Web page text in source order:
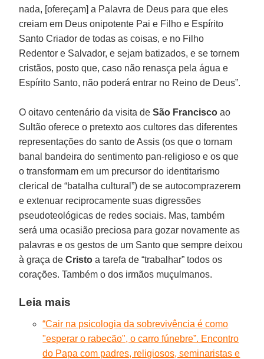
nada, [ofereçam] a Palavra de Deus para que eles
creiam em Deus onipotente Pai e Filho e Espírito
Santo Criador de todas as coisas, e no Filho
Redentor e Salvador, e sejam batizados, e se tornem
cristãos, posto que, caso não renasça pela água e
Espírito Santo, não poderá entrar no Reino de Deus”.
O oitavo centenário da visita deSão Francisco ao
Sultão oferece o pretexto aos cultores das diferentes
representações do santo de Assis (os que o tornam
banal bandeira do sentimento pan-religioso e os que
o transformam em um precursor do identitarismo
clerical de “batalha cultural”) de se autocomprazerem
e extenuar reciprocamente suas digressões
pseudoteológicas de redes sociais. Mas, também
será uma ocasião preciosa para gozar novamente as
palavras e os gestos de um Santo que sempre deixou
à graça deCristo a tarefa de “trabalhar” todos os
corações. Também o dos irmãos muçulmanos.
Leia mais
“Cair na psicologia da sobrevivência é como
"esperar o rabecão", o carro fúnebre”. Encontro
do Papa com padres, religiosos, seminaristas e